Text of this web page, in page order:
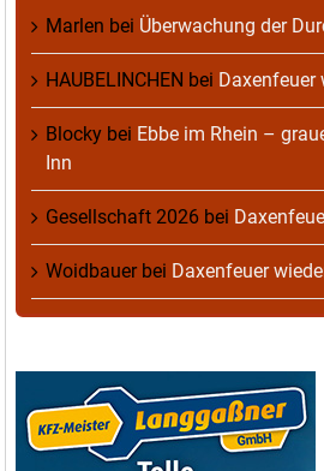
Marlen bei Überwachung der
HAUBELINCHEN bei Daxenfeuer
Blocky bei Ebbe im Rhein –
Inn
Gesellschaft 2026 bei
Woidbauerbei Daxenfeuer